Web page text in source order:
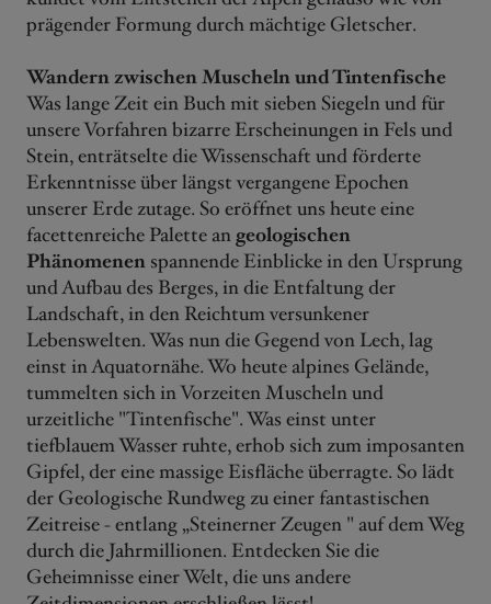
prägender Formung durch mächtige Gletscher.
Wandern zwischen Muscheln und Tintenfische
Was lange Zeit ein Buch mit sieben Siegeln und für
unsere Vorfahren bizarre Erscheinungen in Fels und
Stein, enträtselte die Wissenschaft und förderte
Erkenntnisse über längst vergangene Epochen
unserer Erde zutage. So eröffnet uns heute eine
facettenreiche Palette angeologischen
Phänomenen spannende Einblicke in den Ursprung
und Aufbau des Berges, in die Entfaltung der
Landschaft, in den Reichtum versunkener
Lebenswelten. Was nun die Gegend von Lech, lag
einst in Aquatornähe. Wo heute alpines Gelände,
tummelten sich in Vorzeiten Muscheln und
urzeitliche "Tintenfische". Was einst unter
tiefblauem Wasser ruhte, erhob sich zum imposanten
Gipfel, der eine massige Eisfläche überragte. So lädt
der Geologische Rundweg zu einer fantastischen
Zeitreise - entlang „Steinerner Zeugen " auf dem Weg
durch die Jahrmillionen. Entdecken Sie die
Geheimnisse einer Welt, die uns andere